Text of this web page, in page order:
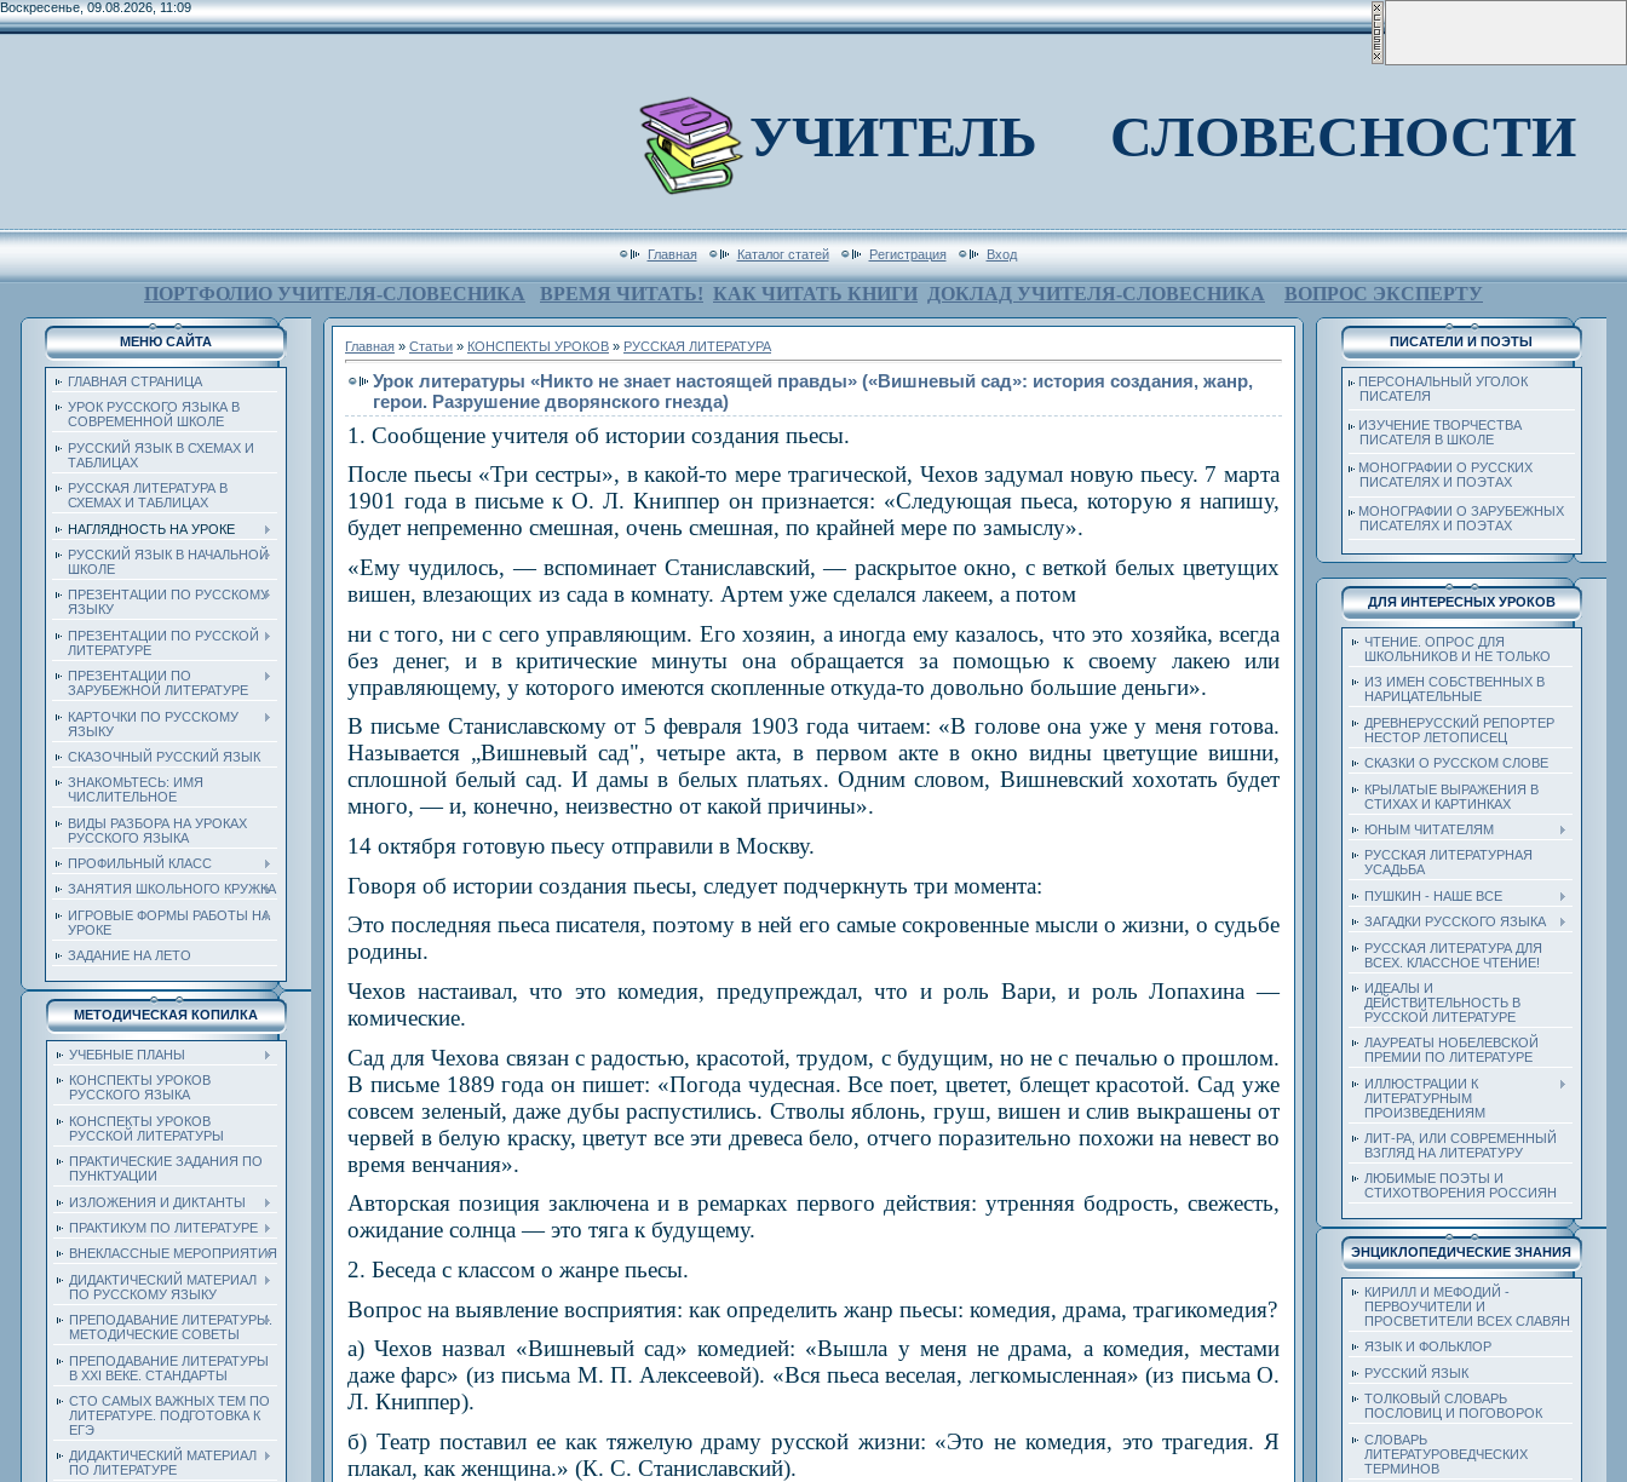
Воскресенье, 09.08.2026, 11:09
УЧИТЕЛЬ СЛОВЕСНОСТИ
Главная Каталог статей Регистрация Вход
ПОРТФОЛИО УЧИТЕЛЯ-СЛОВЕСНИКА ВРЕМЯ ЧИТАТЬ! КАК ЧИТАТЬ КНИГИ ДОКЛАД УЧИТЕЛЯ-СЛОВЕСНИКА ВОПРОС ЭКСПЕРТУ
МЕНЮ САЙТА
ГЛАВНАЯ СТРАНИЦА
УРОК РУССКОГО ЯЗЫКА В
СОВРЕМЕННОЙ ШКОЛЕ
РУССКИЙ ЯЗЫК В СХЕМАХ И
ТАБЛИЦАХ
РУССКАЯ ЛИТЕРАТУРА В
СХЕМАХ И ТАБЛИЦАХ
НАГЛЯДНОСТЬ НА УРОКЕ
РУССКИЙ ЯЗЫК В НАЧАЛЬНОЙ
ШКОЛЕ
ПРЕЗЕНТАЦИИ ПО РУССКОМУ
ЯЗЫКУ
ПРЕЗЕНТАЦИИ ПО РУССКОЙ
ЛИТЕРАТУРЕ
ПРЕЗЕНТАЦИИ ПО
ЗАРУБЕЖНОЙ ЛИТЕРАТУРЕ
КАРТОЧКИ ПО РУССКОМУ
ЯЗЫКУ
СКАЗОЧНЫЙ РУССКИЙ ЯЗЫК
ЗНАКОМЬТЕСЬ: ИМЯ
ЧИСЛИТЕЛЬНОЕ
ВИДЫ РАЗБОРА НА УРОКАХ
РУССКОГО ЯЗЫКА
ПРОФИЛЬНЫЙ КЛАСС
ЗАНЯТИЯ ШКОЛЬНОГО КРУЖКА
ИГРОВЫЕ ФОРМЫ РАБОТЫ НА
УРОКЕ
ЗАДАНИЕ НА ЛЕТО
МЕТОДИЧЕСКАЯ КОПИЛКА
УЧЕБНЫЕ ПЛАНЫ
КОНСПЕКТЫ УРОКОВ
РУССКОГО ЯЗЫКА
КОНСПЕКТЫ УРОКОВ
РУССКОЙ ЛИТЕРАТУРЫ
ПРАКТИЧЕСКИЕ ЗАДАНИЯ ПО
ПУНКТУАЦИИ
ИЗЛОЖЕНИЯ И ДИКТАНТЫ
ПРАКТИКУМ ПО ЛИТЕРАТУРЕ
ВНЕКЛАССНЫЕ МЕРОПРИЯТИЯ
ДИДАКТИЧЕСКИЙ МАТЕРИАЛ
ПО РУССКОМУ ЯЗЫКУ
ПРЕПОДАВАНИЕ ЛИТЕРАТУРЫ.
МЕТОДИЧЕСКИЕ СОВЕТЫ
ПРЕПОДАВАНИЕ ЛИТЕРАТУРЫ
В XXI ВЕКЕ. СТАНДАРТЫ
СТО САМЫХ ВАЖНЫХ ТЕМ ПО
ЛИТЕРАТУРЕ. ПОДГОТОВКА К
ЕГЭ
ДИДАКТИЧЕСКИЙ МАТЕРИАЛ
ПО ЛИТЕРАТУРЕ
Главная » Статьи » КОНСПЕКТЫ УРОКОВ » РУССКАЯ ЛИТЕРАТУРА
Урок литературы «Никто не знает настоящей правды» («Вишневый сад»: история создания, жанр,
герои. Разрушение дворянского гнезда)
1. Сообщение учителя об истории создания пьесы.
После пьесы «Три сестры», в какой-то мере трагической, Чехов задумал новую пьесу. 7 марта
1901 года в письме к О. Л. Книппер он признается: «Следующая пьеса, которую я напишу,
будет непременно смешная, очень смешная, по крайней мере по замыслу».
«Ему чудилось, — вспоминает Станиславский, — раскрытое окно, с веткой белых цветущих
вишен, влезающих из сада в комнату. Артем уже сделался лакеем, а потом
ни с того, ни с сего управляющим. Его хозяин, а иногда ему казалось, что это хозяйка, всегда
без денег, и в критические минуты она обращается за помощью к своему лакею или
управляющему, у которого имеются скопленные откуда-то довольно большие деньги».
В письме Станиславскому от 5 февраля 1903 года читаем: «В голове она уже у меня готова.
Называется „Вишневый сад", четыре акта, в первом акте в окно видны цветущие вишни,
сплошной белый сад. И дамы в белых платьях. Одним словом, Вишневский хохотать будет
много, — и, конечно, неизвестно от какой причины».
14 октября готовую пьесу отправили в Москву.
Говоря об истории создания пьесы, следует подчеркнуть три момента:
Это последняя пьеса писателя, поэтому в ней его самые сокровенные мысли о жизни, о судьбе
родины.
Чехов настаивал, что это комедия, предупреждал, что и роль Вари, и роль Лопахина —
комические.
Сад для Чехова связан с радостью, красотой, трудом, с будущим, но не с печалью о прошлом.
В письме 1889 года он пишет: «Погода чудесная. Все поет, цветет, блещет красотой. Сад уже
совсем зеленый, даже дубы распустились. Стволы яблонь, груш, вишен и слив выкрашены от
червей в белую краску, цветут все эти древеса бело, отчего поразительно похожи на невест во
время венчания».
Авторская позиция заключена и в ремарках первого действия: утренняя бодрость, свежесть,
ожидание солнца — это тяга к будущему.
2. Беседа с классом о жанре пьесы.
Вопрос на выявление восприятия: как определить жанр пьесы: комедия, драма, трагикомедия?
а) Чехов назвал «Вишневый сад» комедией: «Вышла у меня не драма, а комедия, местами
даже фарс» (из письма М. П. Алексеевой). «Вся пьеса веселая, легкомысленная» (из письма О.
Л. Книппер).
б) Театр поставил ее как тяжелую драму русской жизни: «Это не комедия, это трагедия. Я
плакал, как женщина.» (К. С. Станиславский).
ПИСАТЕЛИ И ПОЭТЫ
ПЕРСОНАЛЬНЫЙ УГОЛОК
ПИСАТЕЛЯ
ИЗУЧЕНИЕ ТВОРЧЕСТВА
ПИСАТЕЛЯ В ШКОЛЕ
МОНОГРАФИИ О РУССКИХ
ПИСАТЕЛЯХ И ПОЭТАХ
МОНОГРАФИИ О ЗАРУБЕЖНЫХ
ПИСАТЕЛЯХ И ПОЭТАХ
ДЛЯ ИНТЕРЕСНЫХ УРОКОВ
ЧТЕНИЕ. ОПРОС ДЛЯ
ШКОЛЬНИКОВ И НЕ ТОЛЬКО
ИЗ ИМЕН СОБСТВЕННЫХ В
НАРИЦАТЕЛЬНЫЕ
ДРЕВНЕРУССКИЙ РЕПОРТЕР
НЕСТОР ЛЕТОПИСЕЦ
СКАЗКИ О РУССКОМ СЛОВЕ
КРЫЛАТЫЕ ВЫРАЖЕНИЯ В
СТИХАХ И КАРТИНКАХ
ЮНЫМ ЧИТАТЕЛЯМ
РУССКАЯ ЛИТЕРАТУРНАЯ
УСАДЬБА
ПУШКИН - НАШЕ ВСЕ
ЗАГАДКИ РУССКОГО ЯЗЫКА
РУССКАЯ ЛИТЕРАТУРА ДЛЯ
ВСЕХ. КЛАССНОЕ ЧТЕНИЕ!
ИДЕАЛЫ И
ДЕЙСТВИТЕЛЬНОСТЬ В
РУССКОЙ ЛИТЕРАТУРЕ
ЛАУРЕАТЫ НОБЕЛЕВСКОЙ
ПРЕМИИ ПО ЛИТЕРАТУРЕ
ИЛЛЮСТРАЦИИ К
ЛИТЕРАТУРНЫМ
ПРОИЗВЕДЕНИЯМ
ЛИТ-РА, ИЛИ СОВРЕМЕННЫЙ
ВЗГЛЯД НА ЛИТЕРАТУРУ
ЛЮБИМЫЕ ПОЭТЫ И
СТИХОТВОРЕНИЯ РОССИЯН
ЭНЦИКЛОПЕДИЧЕСКИЕ ЗНАНИЯ
КИРИЛЛ И МЕФОДИЙ -
ПЕРВОУЧИТЕЛИ И
ПРОСВЕТИТЕЛИ ВСЕХ СЛАВЯН
ЯЗЫК И ФОЛЬКЛОР
РУССКИЙ ЯЗЫК
ТОЛКОВЫЙ СЛОВАРЬ
ПОСЛОВИЦ И ПОГОВОРОК
СЛОВАРЬ
ЛИТЕРАТУРОВЕДЧЕСКИХ
ТЕРМИНОВ